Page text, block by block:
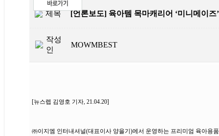
제목 [언론보도] 육아템 목마캐리어 ‘미니메이즈
작성
인
MOWMBEST
[뉴스렙 김영호 기자, 21.04.20]
㈜이지엠 인터내셔널(대표이사 양을기)에서 운영하는 프리미엄 육아용